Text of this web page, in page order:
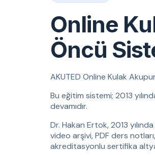
Online
Öncü
AKUTED Online Kulak
Bu eğitim sistemi; 2013
devamıdır.
Dr. Hakan Ertok, 2013
video arşivi, PDF ders
akreditasyonlu sertifika